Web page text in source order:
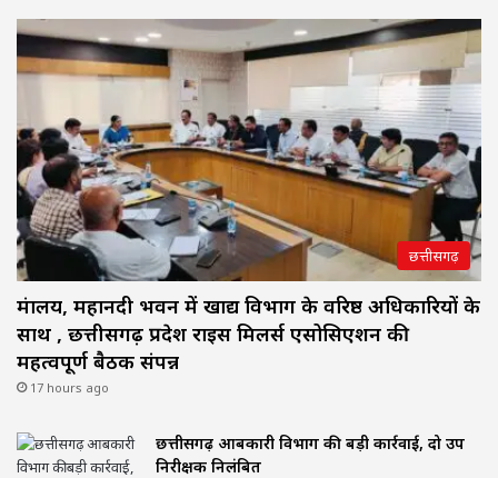
छत्तीसगढ़
मंत्रालय, महानदी भवन में खाद्य विभाग के वरिष्ठ अधिकारियों के
साथ , छत्तीसगढ़ प्रदेश राइस मिलर्स एसोसिएशन की
महत्वपूर्ण बैठक संपन्न
17 hours ago
छत्तीसगढ़ आबकारी विभाग की बड़ी कार्रवाई, दो उप
निरीक्षक निलंबित